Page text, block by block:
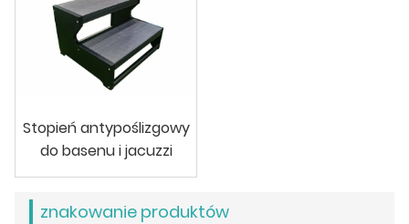
Stopień antypoślizgowy
do basenu i jacuzzi
znakowanie produktów